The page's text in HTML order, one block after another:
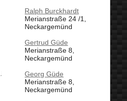
.
Ralph Burckhardt
Merianstraße 24 /1,
Neckargemünd
Gertrud Güde
Merianstraße 8,
Neckargemünd
Georg Güde
Merianstraße 8,
Neckargemünd